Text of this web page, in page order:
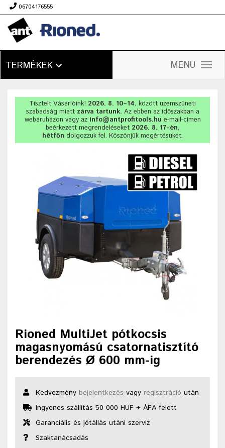
06704176555
TERMÉKEK MENU
Tisztelt Vásárlóink! 2026. 8. 10–14. között üzemszüneti
szabadság miatt zárva tartunk. Az ebben az időszakban a
webáruházon vagy az info@antprofitools.hu e-mail-címen
beérkezett megrendeléseket 2026. 8. 17-én,
hétfőn dolgozzuk fel. Köszönjük megértésüket.
Rioned MultiJet pótkocsis
magasnyomású csatornatisztító
berendezés Ø 600 mm-ig
Kedvezmény bejelentkezés vagy regisztráció után
Ingyenes szállítás 50 000 HUF + ÁFA felett
Garanciális és jótállás utáni szerviz
Szaktanácsadás